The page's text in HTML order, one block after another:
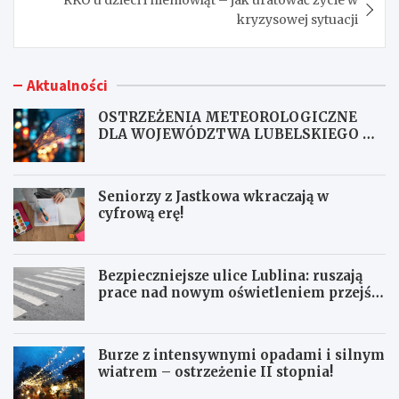
kryzysowej sytuacji
Aktualności
OSTRZEŻENIA METEOROLOGICZNE
DLA WOJEWÓDZTWA LUBELSKIEGO NR
Seniorzy z Jastkowa wkraczają w
cyfrową erę!
Bezpieczniejsze ulice Lublina: ruszają
prace nad nowym oświetleniem przejść
Burze z intensywnymi opadami i silnym
wiatrem – ostrzeżenie II stopnia!